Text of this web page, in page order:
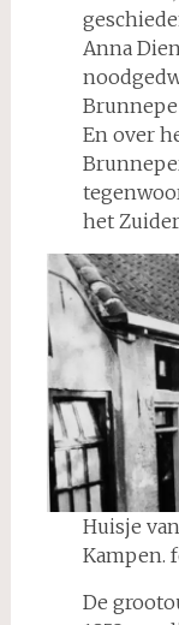
Anna
En over
het
Huisje
Kampen.
De